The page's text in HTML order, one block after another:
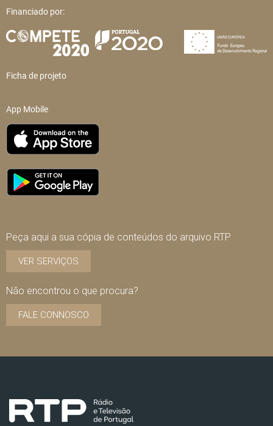
Financiado por:
Ficha de projeto
App Mobile
Peça aqui a sua cópia de conteúdos do arquivo RTP
VER SERVIÇOS
Não encontrou o que procura?
FALE CONNOSCO